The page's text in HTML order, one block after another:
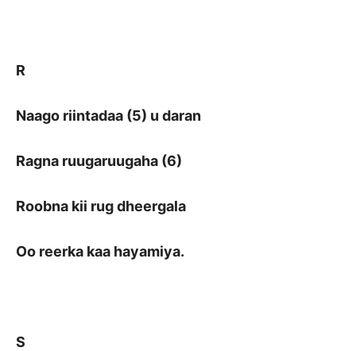
R
Naago riintadaa (5) u daran
Ragna ruugaruugaha (6)
Roobna kii rug dheergala
Oo reerka kaa hayamiya.
S